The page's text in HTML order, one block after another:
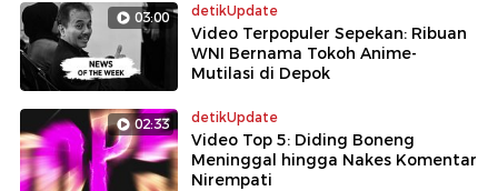
03:00 detikUpdate
Video Terpopuler Sepekan: Ribuan
WNI Bernama Tokoh Anime-
Mutilasi di Depok
02:33 detikUpdate
Video Top 5: Diding Boneng
Meninggal hingga Nakes Komentar
Nirempati